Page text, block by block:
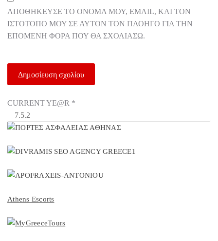
ΑΠΟΘΉΚΕΥΣΕ ΤΟ ΌΝΟΜΆ ΜΟΥ, EMAIL, ΚΑΙ ΤΟΝ
ΙΣΤΌΤΟΠΟ ΜΟΥ ΣΕ ΑΥΤΌΝ ΤΟΝ ΠΛΟΗΓΌ ΓΙΑ ΤΗΝ
ΕΠΌΜΕΝΗ ΦΟΡΆ ΠΟΥ ΘΑ ΣΧΟΛΙΆΣΩ.
CURRENT YE@R *
Athens Escorts